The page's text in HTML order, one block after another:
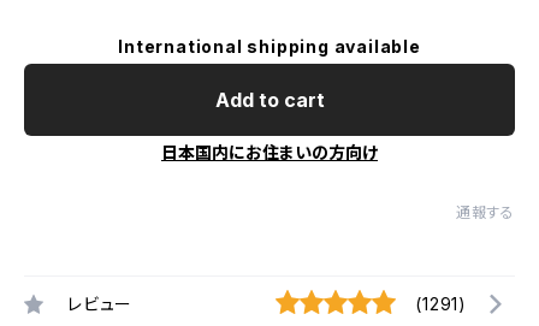
International shipping available
Add to cart
日本国内にお住まいの方向け
通報する
レビュー (1291)